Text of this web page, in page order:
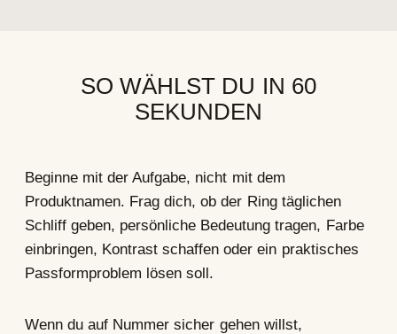
SO WÄHLST DU IN 60
SEKUNDEN
Beginne mit der Aufgabe, nicht mit dem
Produktnamen. Frag dich, ob der Ring täglichen
Schliff geben, persönliche Bedeutung tragen, Farbe
einbringen, Kontrast schaffen oder ein praktisches
Passformproblem lösen soll.
Wenn du auf Nummer sicher gehen willst,